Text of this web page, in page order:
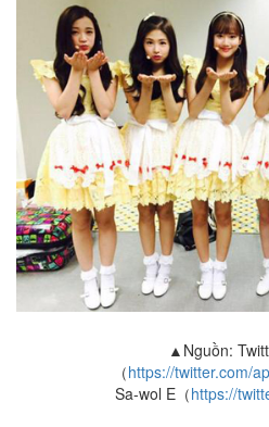
▲Nguồn:
（https://twitter.com/
Sa-wol E （https://